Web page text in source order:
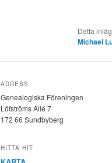
Detta
Michael
ADRESS
Genealogiska Föreningen
Löfströms Allé 7
172 66 Sundbyberg
HITTA HIT